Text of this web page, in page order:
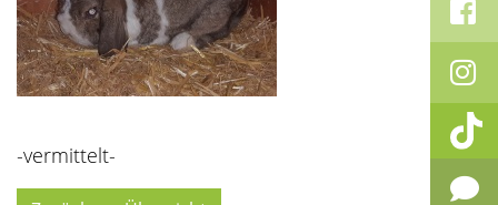
-vermittelt-